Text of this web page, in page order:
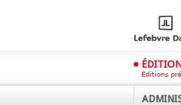
Éditions